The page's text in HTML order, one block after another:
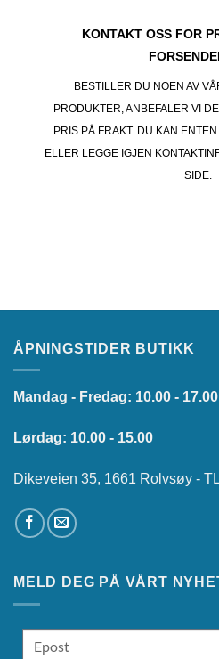
KONTAKT OSS FOR
BESTILLER DU NOEN AV
PRODUKTER, ANBEFALER VI
PRIS PÅ FRAKT. DU KAN
ELLER LEGGE IGJEN
SIDE.
ÅPNINGSTIDER BUTIKK
Mandag - Fredag: 10.00 - 17.00
Lørdag: 10.00 - 15.00
Dikeveien 35, 1661 Rolvsøy -
MELD DEG PÅ VÅRT